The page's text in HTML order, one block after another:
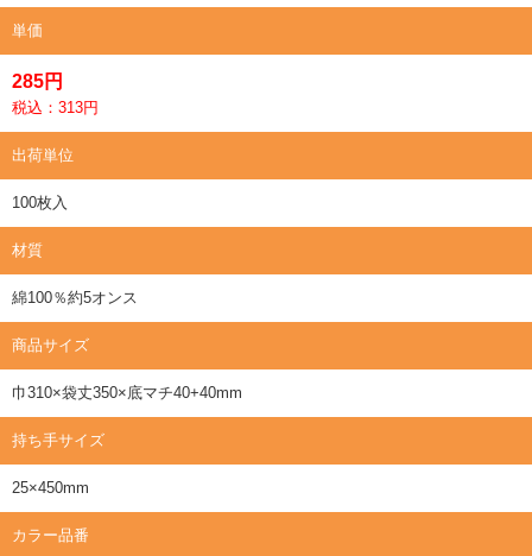
単価
285円
税込：313円
出荷単位
100枚入
材質
綿100％約5オンス
商品サイズ
巾310×袋丈350×底マチ40+40mm
持ち手サイズ
25×450mm
カラー品番